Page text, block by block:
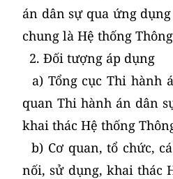
án dân sự qua ứng
chung là Hệ thống
2. Đối tượng áp dụng
a) Tổng cục Thi hành
quan Thi hành án dân
khai thác Hệ thống
b) Cơ quan, tổ chức,
nối, sử dụng, khai thác